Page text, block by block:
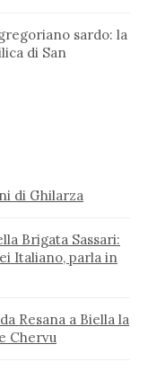
sardo: la
di San
di Ghilarza
Brigata Sassari:
Italiano, parla in
Resana a Biella la
Chervu